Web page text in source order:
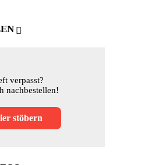
verpasst?
nachbestellen!
stöbern